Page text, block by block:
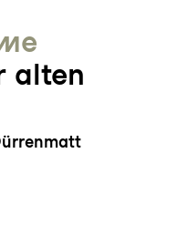
alten